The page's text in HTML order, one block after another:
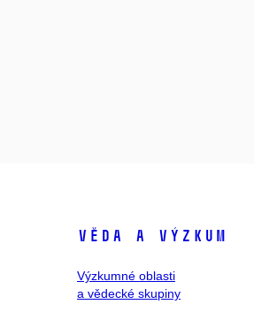
Věda a výzkum
Výzkumné oblasti
a vědecké skupiny